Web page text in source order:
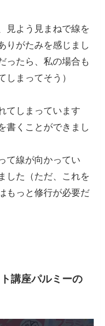
見よう見まねで線を
りがたみを感じまし
ったら、私の場合も
しまってそう）
てしまっています
書くことができまし
て線が向かってい
した（ただ、これを
もっと修行が必要だ
講座パルミーの